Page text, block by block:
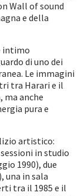
Wall of sound
e della
intimo
di uno dei
Le immagini
tra Harari e il
ma anche
pura e
artistico:
in studio
1990), due
una in sala
tra il 1985 e il